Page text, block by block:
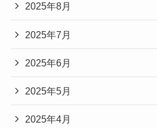
2025年8月
2025年7月
2025年6月
2025年5月
2025年4月